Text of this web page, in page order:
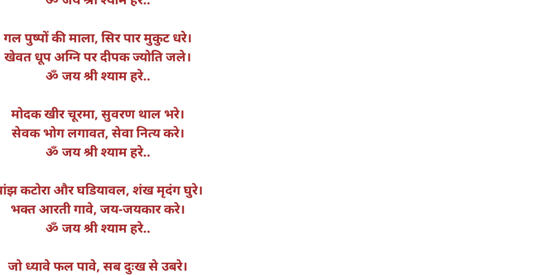
गल पुष्पों की माला, सिर पार मुकुट धरे।
खेवत धूप अग्नि पर दीपक ज्योति जले।
ॐ जय श्री श्याम हरे..
मोदक खीर चूरमा, सुवरण थाल भरे।
सेवक भोग लगावत, सेवा नित्य करे।
ॐ जय श्री श्याम हरे..
कटोरा और घडियावल, शंख मृदंग घुरे।
भक्त आरती गावे, जय-जयकार करे।
ॐ जय श्री श्याम हरे..
जो ध्यावे फल पावे, सब दुःख से उबरे।